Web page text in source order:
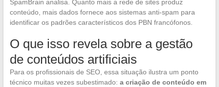
SpamBrain analisa. Quanto mais a rede de sites produz
conteúdo, mais dados fornece aos sistemas anti-spam para
identificar os padrões característicos dos PBN francófonos.
O que isso revela sobre a gestão
de conteúdos artificiais
Para os profissionais de SEO, essa situação ilustra um ponto
técnico muitas vezes subestimado: a criação de conteúdo em